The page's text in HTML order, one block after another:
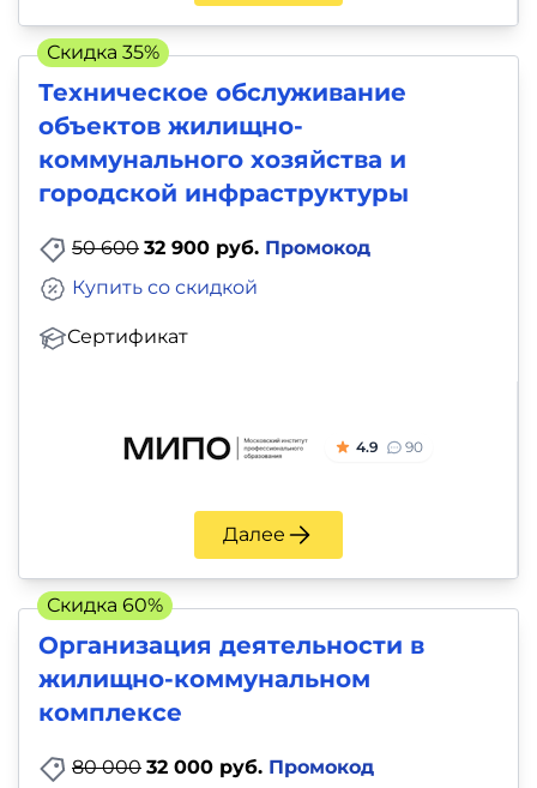
Техническое обслуживание
объектов жилищно-
коммунального хозяйства и
городской инфраструктуры
50 600 32 900 руб. Промокод
Сертификат
Купить со скидкой
4.9 90
Далее
Скидка 35%
Организация деятельности в
жилищно-коммунальном
комплексе
80 000 32 000 руб. Промокод
Скидка 60%